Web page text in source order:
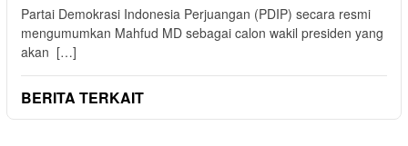
Partai Demokrasi Indonesia Perjuangan (PDIP) secara resmi
mengumumkan Mahfud MD sebagai calon wakil presiden yang
akan […]
BERITA TERKAIT